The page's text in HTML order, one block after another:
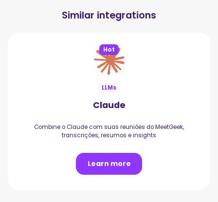
Similar integrations
Hot
LLMs
Claude
Combine o Claude com suas reuniões do MeetGeek,
transcrições, resumos e insights
Learn more